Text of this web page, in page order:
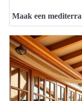
Maak een